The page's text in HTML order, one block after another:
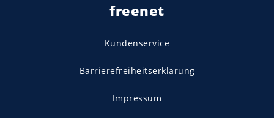
freenet
Kundenservice
Barrierefreiheitserklärung
Impressum